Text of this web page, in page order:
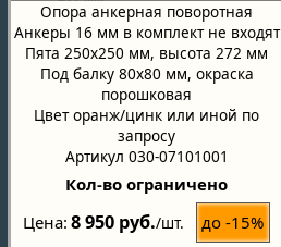
Опора анкерная поворотная
Анкеры 16 мм в комплект не входят
Пята 250х250 мм, высота 272 мм
Под балку 80х80 мм, окраска
порошковая
Цвет оранж/цинк или иной по
запросу
Артикул 030-07101001
Кол-во ограничено
Цена 8 950 руб./шт. до -15%